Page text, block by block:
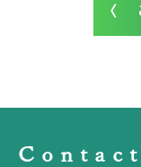
〈
Contact